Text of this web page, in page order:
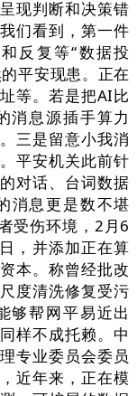
现判断和决策错
们看到，第一件
反复等“数据投
平安现患。正在
等。若是把AI比
消息源插手算力
三是留意小我消
平安机关此前针
对话、台词数据
消息更是数不堪
受伤环境，2月6
，并添加正在算
本。称曾经批改
度清洗修复受污
够帮网平易近出
样不成托赖。中
专业委员会委员
近年来，正在模